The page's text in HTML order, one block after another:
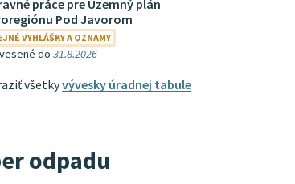
práce pre Územný plán
Pod Javorom
VYHLÁŠKY A OZNAMY
do 31.8.2026
všetkyvývesky úradnej tabule
odpadu